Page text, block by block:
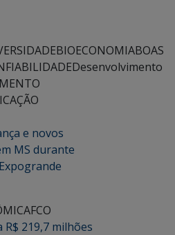
BIOECONOMIABOAS
Desenvolvimento
e novos
MS durante
FCO
R$ 219,7 milhões